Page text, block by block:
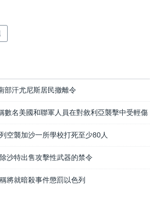
部汗尤尼斯居民撤離令
數名美國和聯軍人員在對敘利亞襲擊中受輕傷
空襲加沙一所學校打死至少80人
沙特出售攻擊性武器的禁令
將就暗殺事件懲罰以色列